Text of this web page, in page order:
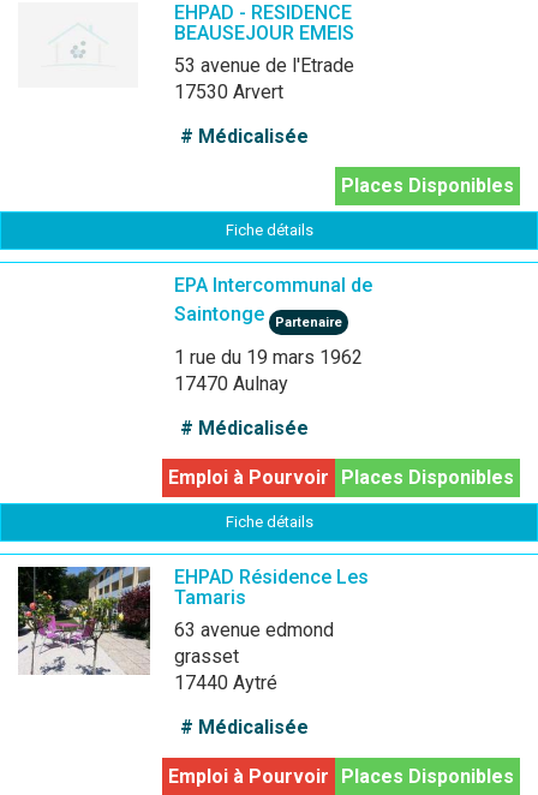
EHPAD - RESIDENCE
BEAUSEJOUR EMEIS
53 avenue de l'Etrade
17530 Arvert
# Médicalisée
Places Disponibles
Fiche détails
EPA Intercommunal de
Saintonge
Partenaire
1 rue du 19 mars 1962
17470 Aulnay
# Médicalisée
Places Disponibles
Emploi à Pourvoir
Fiche détails
EHPAD Résidence Les
Tamaris
63 avenue edmond
grasset
17440 Aytré
# Médicalisée
Places Disponibles
Emploi à Pourvoir